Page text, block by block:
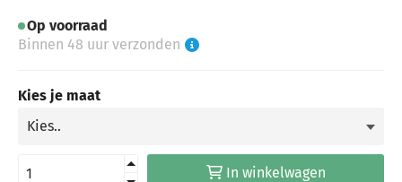
Op voorraad
Binnen 48 uur verzonden
Kies je maat
In winkelwagen